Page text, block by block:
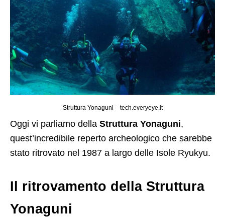
Struttura Yonaguni – tech.everyeye.it
Oggi vi parliamo della Struttura Yonaguni,
quest’incredibile reperto archeologico che sarebbe
stato ritrovato nel 1987 a largo delle Isole Ryukyu.
Il ritrovamento della Struttura
Yonaguni